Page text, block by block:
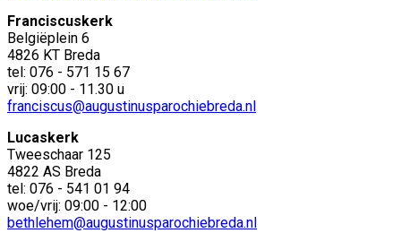
Franciscuskerk
Belgiëplein 6
4826 KT Breda
tel: 076 - 571 15 67
vrij: 09:00 - 11.30 u
franciscus@augustinusparochiebreda.nl
Lucaskerk
Tweeschaar 125
4822 AS Breda
tel: 076 - 541 01 94
woe/vrij: 09:00 - 12:00
bethlehem@augustinusparochiebreda.nl